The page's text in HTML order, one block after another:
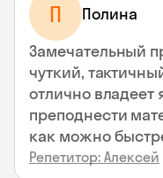
П Полина
Замечательный
чуткий,
отлично
преподнести
как можно
Репетитор: Алексей